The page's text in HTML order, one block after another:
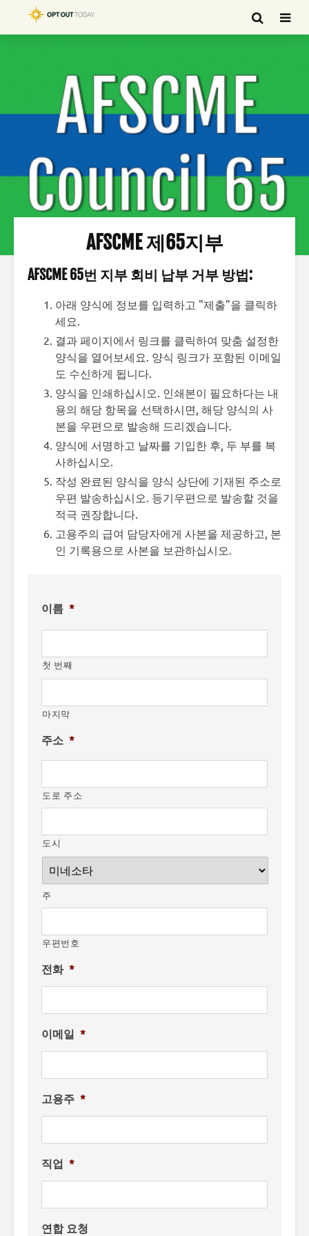
AFSCME 제65지부
AFSCME 65번 지부 회비 납부 거부 방법:
아래 양식에 정보를 입력하고 "제출"을 클릭하
세요.
결과 페이지에서 링크를 클릭하여 맞춤 설정한
양식을 열어보세요. 양식 링크가 포함된 이메일
도 수신하게 됩니다.
양식을 인쇄하십시오. 인쇄본이 필요하다는 내
용의 해당 항목을 선택하시면, 해당 양식의 사
본을 우편으로 발송해 드리겠습니다.
양식에 서명하고 날짜를 기입한 후, 두 부를 복
사하십시오.
작성 완료된 양식을 양식 상단에 기재된 주소로
우편 발송하십시오. 등기우편으로 발송할 것을
적극 권장합니다.
고용주의 급여 담당자에게 사본을 제공하고, 본
인 기록용으로 사본을 보관하십시오.
이름 *
첫 번째
마지막
주소 *
도로 주소
도시
주
우편번호
전화 *
이메일 *
고용주 *
직업 *
연합 요청